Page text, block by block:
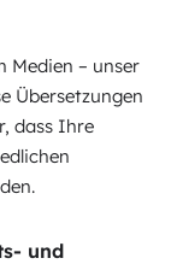
Medien – unser
Übersetzungen
dass Ihre
und